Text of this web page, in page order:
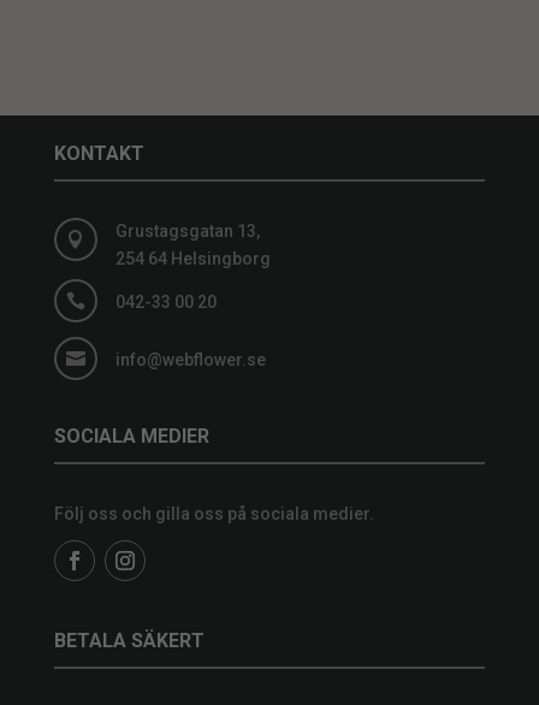
KONTAKT

Grustagsgatan 13,
254 64 Helsingborg
 042-33 00 20
 info@webflower.se
SOCIALA MEDIER
Följ oss och gilla oss på sociala medier.
BETALA SÄKERT